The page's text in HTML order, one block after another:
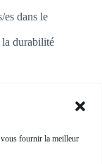
fournir la meilleur
es dans le
durabilité